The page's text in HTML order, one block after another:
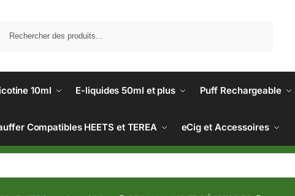
10ml E-liquides 50ml et plus Puff Rechargeable
Compatibles HEETS et TEREA eCig et Accessoires